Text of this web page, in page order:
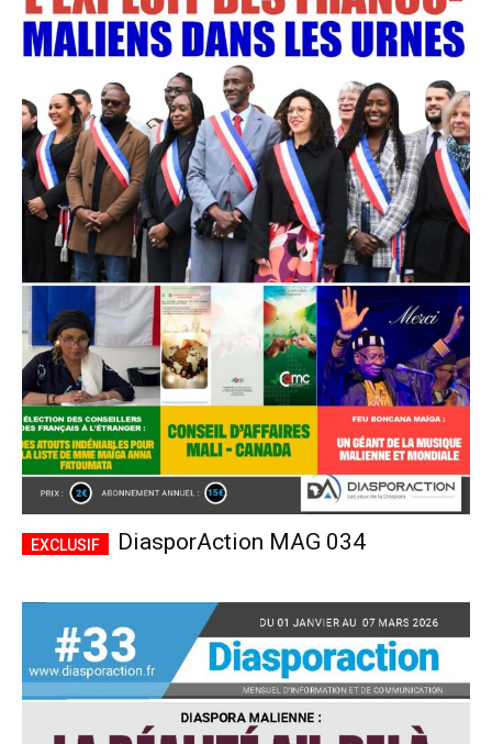
DiasporAction MAG 034